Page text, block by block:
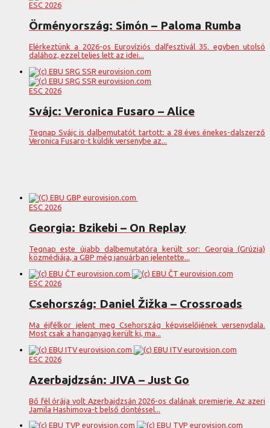
ESC 2026
Örményország: Simón – Paloma Rumba
Elérkeztünk a 2026-os Eurovíziós dalfesztivál 35. egyben utolsó
dalához, ezzel teljes lett az idei...
ESC 2026
Svájc: Veronica Fusaro – Alice
Tegnap Svájc is dalbemutatót tartott: a 28 éves énekes-dalszerző
Veronica Fusaro-t küldik versenybe az...
ESC 2026
Georgia: Bzikebi – On Replay
Tegnap este újabb dalbemutatóra került sor: Georgia (Grúzia)
közmédiája, a GBP még januárban jelentette...
ESC 2026
Csehország: Daniel Žižka – Crossroads
Ma éjfélkor jelent meg Csehország képviselőjének versenydala.
Most csak a hanganyag került ki, ma...
ESC 2026
Azerbajdzsán: JIVA – Just Go
Bő fél órája volt Azerbajdzsán 2026-os dalának premierje. Az azeri
Jamila Hashimova-t belső döntéssel...